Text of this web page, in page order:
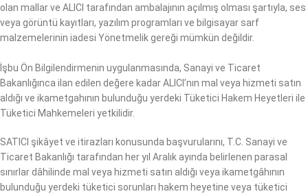
olan mallar ve ALICI tarafından ambalajının açılmış olması şartıyla, ses
veya görüntü kayıtları, yazılım programları ve bilgisayar sarf
malzemelerinin iadesi Yönetmelik gereği mümkün değildir.
İşbu Ön Bilgilendirmenin uygulanmasında, Sanayi ve Ticaret
Bakanlığınca ilan edilen değere kadar ALICI’nın mal veya hizmeti satın
aldığı ve ikametgahının bulunduğu yerdeki Tüketici Hakem Heyetleri ile
Tüketici Mahkemeleri yetkilidir.
SATICI şikâyet ve itirazları konusunda başvurularını, T.C. Sanayi ve
Ticaret Bakanlığı tarafından her yıl Aralık ayında belirlenen parasal
sınırlar dâhilinde mal veya hizmeti satın aldığı veya ikametgâhının
bulunduğu yerdeki tüketici sorunları hakem heyetine veya tüketici